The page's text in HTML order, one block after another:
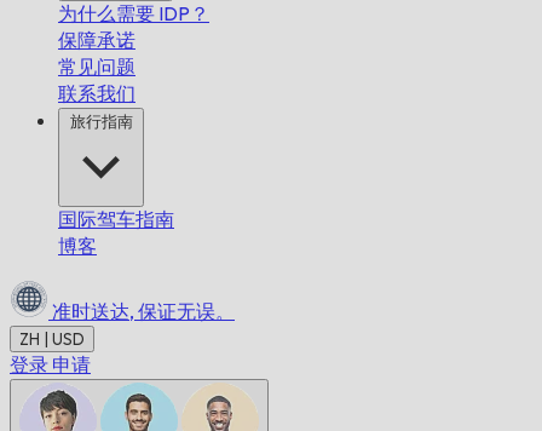
为什么需要 IDP？
保障承诺
常见问题
联系我们
旅行指南
国际驾车指南
博客
准时送达, 保证无误。
ZH | USD
登录 申请